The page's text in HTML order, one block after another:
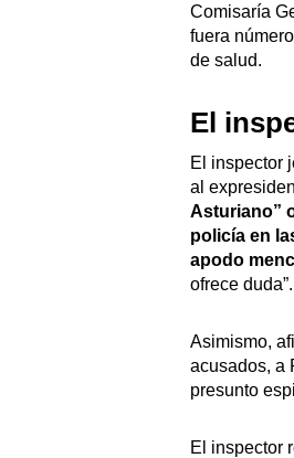
Comisaría
fuera
de salud.
El
El inspector
al
Asturiano”
policía en
apodo
ofrece duda”.
Asimismo,
acusados, a
presunto
El inspector